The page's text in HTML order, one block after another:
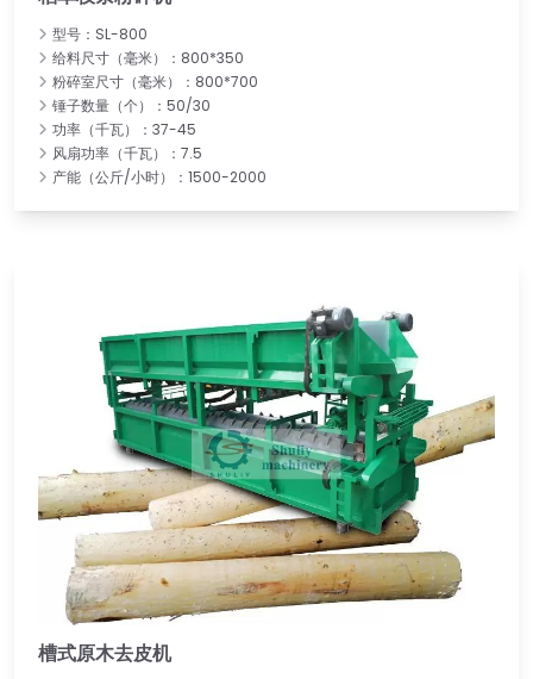
型号：SL-800
给料尺寸（毫米）：800*350
粉碎室尺寸（毫米）：800*700
锤子数量（个）：50/30
功率（千瓦）：37-45
风扇功率（千瓦）：7.5
产能（公斤/小时）：1500-2000
槽式原木去皮机